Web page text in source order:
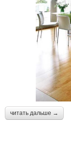
читать дальше →